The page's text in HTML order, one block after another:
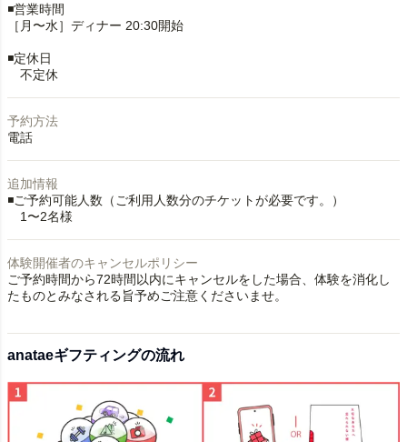
◾️営業時間
［月〜水］ディナー 20:30開始
◾️定休日
不定休
予約方法
電話
追加情報
◾️ご予約可能人数（ご利用人数分のチケットが必要です。）
体験開催者のキャンセルポリシー
ご予約時間から72時間以内にキャンセルをした場合、体験を消化し
たものとみなされる旨予めご注意くださいませ。
anataeギフティングの流れ